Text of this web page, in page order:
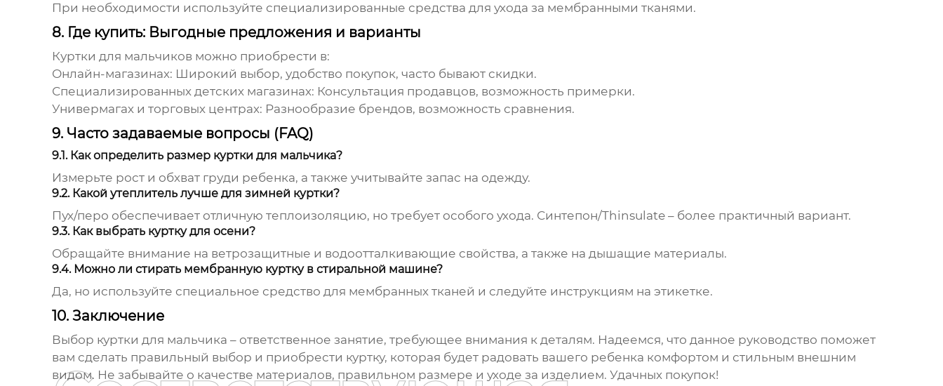
При необходимости используйте специализированные средства для ухода за мембранными тканями.
8. Где купить: Выгодные предложения и варианты
Куртки для мальчиковможно приобрести в:
Онлайн-магазинах: Широкий выбор, удобство покупок, часто бывают скидки.
Специализированных детских магазинах: Консультация продавцов, возможность примерки.
Универмагах и торговых центрах: Разнообразие брендов, возможность сравнения.
9. Часто задаваемые вопросы (FAQ)
9.1. Как определить размер куртки для мальчика?
Измерьте рост и обхват груди ребенка, а также учитывайте запас на одежду.
9.2. Какой утеплитель лучше для зимней куртки?
Пух/перо обеспечивает отличную теплоизоляцию, но требует особого ухода. Синтепон/Thinsulate – более практичный вариант.
9.3. Как выбрать куртку для осени?
Обращайте внимание на ветрозащитные и водоотталкивающие свойства, а также на дышащие материалы.
9.4. Можно ли стирать мембранную куртку в стиральной машине?
Да, но используйте специальное средство для мембранных тканей и следуйте инструкциям на этикетке.
10. Заключение
Выбор куртки для мальчика – ответственное занятие, требующее внимания к деталям. Надеемся, что данное руководство поможет
вам сделать правильный выбор и приобрести куртку, которая будет радовать вашего ребенка комфортом и стильным внешним
видом. Не забывайте о качестве материалов, правильном размере и уходе за изделием. Удачных покупок!